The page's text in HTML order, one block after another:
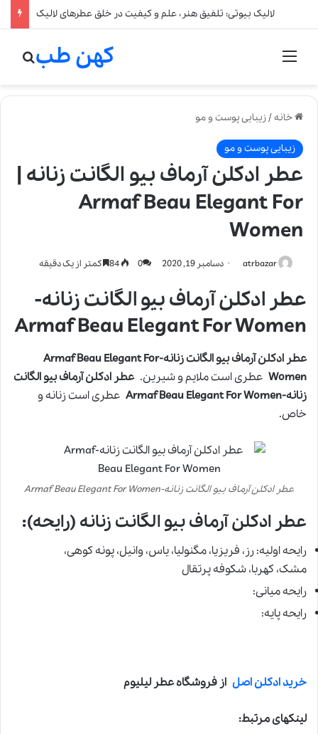
لالیک بیوتی: تلفیق هنر، علم و کیفیت در خلق عطرهای لالیک
منو کهن طب
خانه/زیبایی پوست و مو
زیبایی پوست و مو
عطر ادکلن آرماف بیو الگانت زنانه |
Armaf Beau Elegant For
Women
atrbazar دسامبر 19, 2020 0 کمتر از یک دقیقه
عطر ادکلن آرماف بیو الگانت زنانه-
Armaf Beau Elegant For Women
عطر ادکلن آرماف بیو الگانت زنانه-Armaf Beau Elegant For
Women عطری است ملایم و شیرین.عطر ادکلن آرماف بیو الگانت
زنانه-Armaf Beau Elegant For Women
عطری است زنانه و
خاص.
عطر ادکلن آرماف بیو الگانت زنانه-Armaf Beau Elegant For Women
عطر ادکلن آرماف بیو الگانت زنانه (رایحه):
رایحه اولیه: رز، فریزیا، مگنولیا، یاس، وانیل، پونه کوهی،
مشک، کهربا، شکوفه پرتقال
رایحه میانی:
رایحه پایه:
خرید ادکلن اصل از فروشگاه عطر لیلیوم
لینکهای مرتبط: